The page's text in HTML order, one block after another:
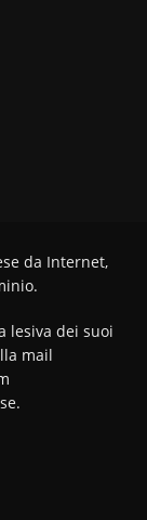
da Internet,
lesiva dei suoi
mail